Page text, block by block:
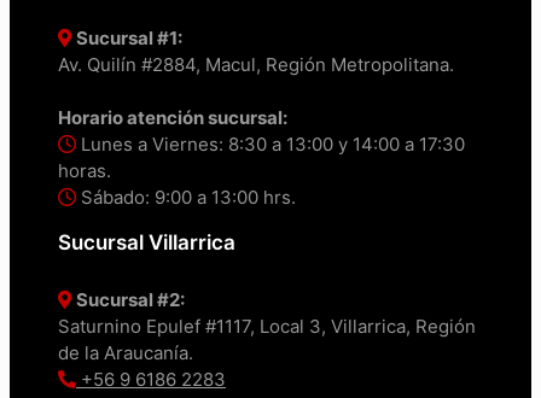
Sucursal #1:
Av. Quilín #2884, Macul, Región Metropolitana.
Horario atención sucursal:
Lunes a Viernes: 8:30 a 13:00 y 14:00 a 17:30
horas.
Sábado: 9:00 a 13:00 hrs.
Sucursal Villarrica
Sucursal #2:
Saturnino Epulef #1117, Local 3, Villarrica, Región
de la Araucanía.
+56 9 6186 2283